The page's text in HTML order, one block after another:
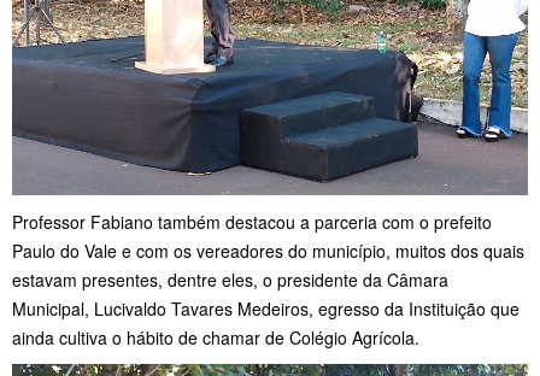
Professor Fabiano também destacou a parceria com o prefeito
Paulo do Vale e com os vereadores do município, muitos dos quais
estavam presentes, dentre eles, o presidente da Câmara
Municipal, Lucivaldo Tavares Medeiros, egresso da Instituição que
ainda cultiva o hábito de chamar de Colégio Agrícola.